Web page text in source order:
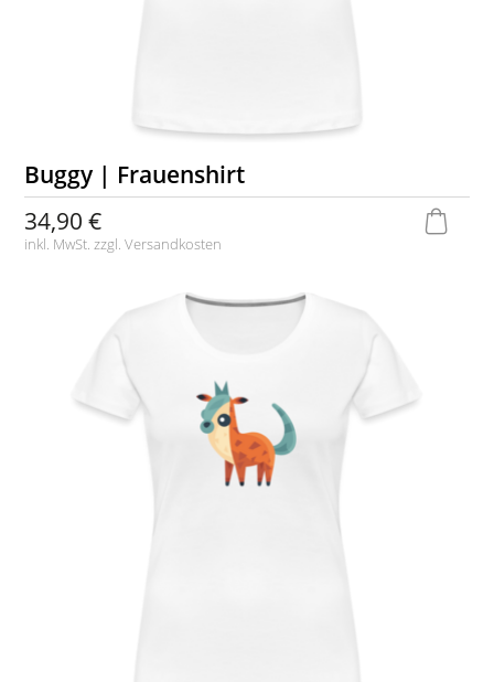
Buggy | Frauenshirt
34,90 €
inkl. MwSt. zzgl.Versandkosten